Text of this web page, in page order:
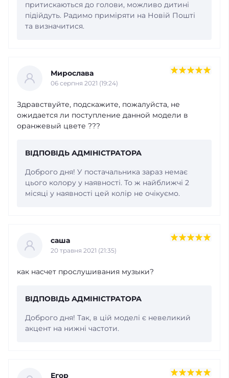
притискаються до голови, можливо дитині
підійдуть. Радимо приміряти на Новій Пошті
та визначитися.
Мирослава
06 серпня 2021 (19:24)
Здравствуйте, подскажите, пожалуйста, не
ожидается ли поступление данной модели в
оранжевый цвете ???
ВІДПОВІДЬ АДМІНІСТРАТОРА
Доброго дня! У постачальника зараз немає
цього колору у наявності. То ж найближчі 2
місяці у наявності цей колір не очікуємо.
саша
20 травня 2021 (21:35)
как насчет прослушивания музыки?
ВІДПОВІДЬ АДМІНІСТРАТОРА
Доброго дня! Так, в цій моделі є невеликий
акцент на нижні частоти.
Егор